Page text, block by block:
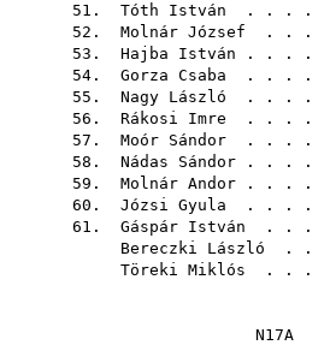
51. Tóth István . . . .
52. Molnár József . . .
53. Hajba István . . . .
54. Gorza Csaba . . . .
55. Nagy László . . . .
56. Rákosi Imre . . . .
57. Moór Sándor . . . .
58. Nádas Sándor . . . .
59. Molnár Andor . . . .
60. Józsi Gyula . . . .
61. Gáspár István . . .
Bereczki László . .
Töreki Miklós . . .